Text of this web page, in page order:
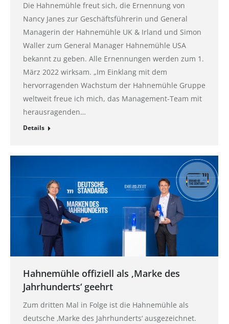
Die Hahnemühle freut sich, die Ernennung von
Nancy Janes zur Geschäftsführerin und General
Managerin der Hahnemühle UK & Irland und Simon
Waller zum General Manager Hahnemühle USA
bekannt zu geben. Alle Ernennungen werden zum 1.
März 2022 wirksam. „Im Einklang mit dem
hervorragenden Wachstum der Hahnemühle Gruppe
weltweit freue ich mich, das Management-Team mit
herausragenden…
Details
Hahnemühle offiziell als ‚Marke des
Jahrhunderts‘ geehrt
Zum dritten Mal in Folge ist die Hahnemühle als
deutsche ‚Marke des Jahrhunderts‘ ausgezeichnet.